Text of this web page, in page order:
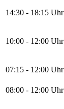
14:30 - 18:15 Uhr
10:00 - 12:00 Uhr
07:15 - 12:00 Uhr
08:00 - 12:00 Uhr